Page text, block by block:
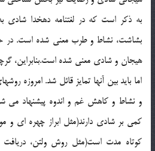
به ذکر است که در لغتنامه دهخدا
بشاشت، نشاط و طرب معني شده است. در
هيجان و شادي معني شده است.بنابراين،
اما بايد بين آنها تمايز قائل شد. امروزه
و نشاط و کاهش غم و اندوه پيشنهاد مي
کمي بر شادي دارند(مثل ابراز چهره اي و
کوتاه مدت است(مثل روش ولتن، دريافت